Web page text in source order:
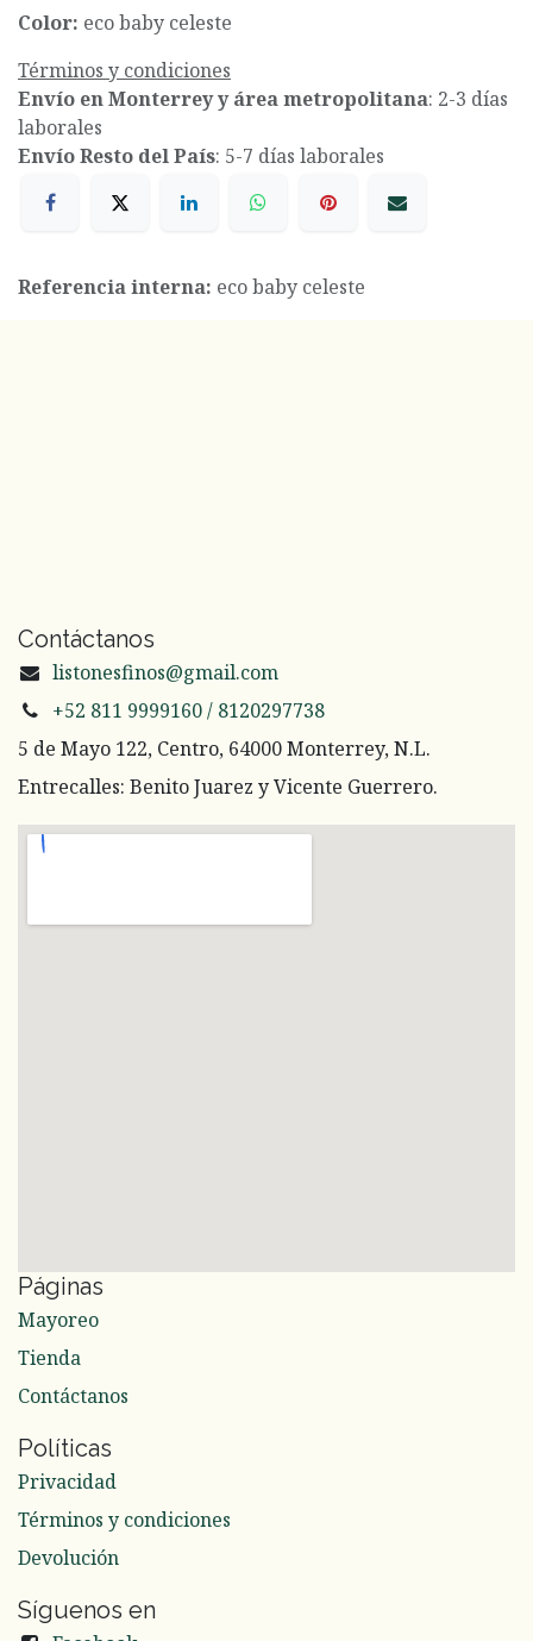
Color: eco baby celeste
Términos y condiciones
Envío en Monterrey y área metropolitana: 2-3 días
laborales
Envío Resto del País: 5-7 días laborales
Referencia interna: eco baby celeste
Contáctanos
listonesfinos@gmail.com
+52 811 9999160 / 8120297738
5 de Mayo 122, Centro, 64000 Monterrey, N.L.
Entrecalles: Benito Juarez y Vicente Guerrero.
Páginas
Mayoreo
Tienda
Contáctanos
Políticas
Privacidad
Términos y condiciones
Devolución
Síguenos en